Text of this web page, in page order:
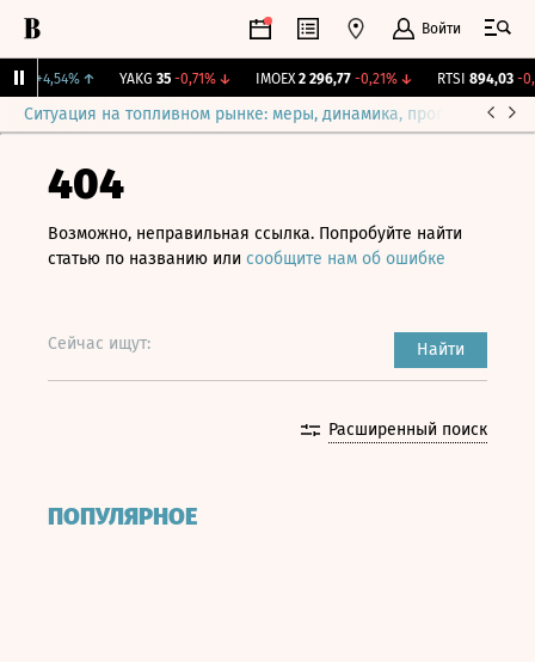
Войти
+4,54%↑ YAKG 35 -0,71% ↓ IMOEX 2 296,77 -0,21% ↓ RTSI 894,03 -
Ситуация на топливном рынке: меры, динамика, прогнозы
404
Возможно, неправильная ссылка. Попробуйте найти
статью по названию или сообщите нам об ошибке
Сейчас ищут: Найти
Расширенный поиск
ПОПУЛЯРНОЕ